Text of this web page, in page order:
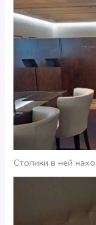
Столики в ней